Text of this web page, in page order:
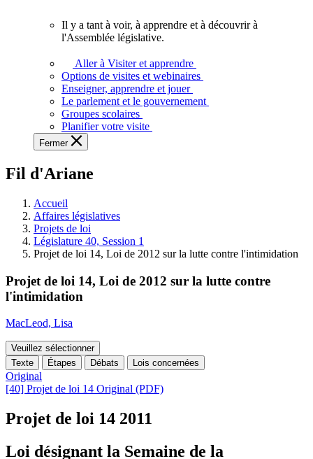
voir,
apprendre
et
à
à
législative.
Il y a tant à voir, à apprendre et à découvrir à
l'Assemblée législative.
Aller à Visiter et apprendre
Options de visites et webinaires
Enseigner, apprendre et jouer
Le parlement et le gouvernement
Groupes scolaires
Planifier votre visite
Fermer
Fil d'Ariane
Accueil
Affaires législatives
Projets de loi
Législature 40, Session 1
Projet de loi 14, Loi de 2012 sur la lutte contre l'intimidation
Projet de loi 14, Loi de 2012 sur la lutte contre
l'intimidation
MacLeod, Lisa
Veuillez sélectionner
Texte
Étapes Débats Lois concernées
Original
[40] Projet de loi 14 Original (PDF)
Projet de loi 14 2011
Loi désignant la Semaine de la